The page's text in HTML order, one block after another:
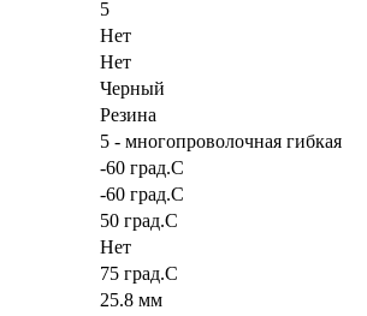
5
Нет
Нет
Черный
Резина
5 - многопроволочная гибкая
-60 град.C
-60 град.C
50 град.C
Нет
75 град.C
25.8 мм